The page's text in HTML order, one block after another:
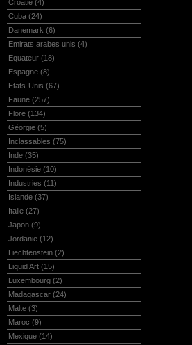
Croatie (4)
Cuba (24)
Danemark (6)
Emirats arabes unis (4)
Equateur (18)
Espagne (8)
Etats-Unis (67)
Faune (257)
Flore (134)
Géorgie (5)
Inclassables (75)
Inde (35)
Indonésie (10)
Industries (11)
Islande (37)
Italie (27)
Japon (9)
Jordanie (12)
Liechtenstein (2)
Liquid Art (15)
Luxembourg (2)
Madagascar (24)
Malte (3)
Maroc (9)
Mexique (14)